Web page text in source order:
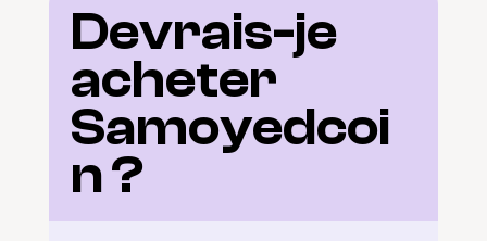
Devrais-je
acheter
Samoyedcoi
n ?